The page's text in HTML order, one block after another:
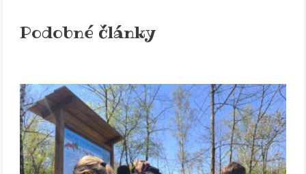
Podobné články